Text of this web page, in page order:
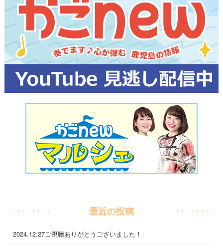
最近の投稿
2024.12.27ご視聴ありがとうございました！